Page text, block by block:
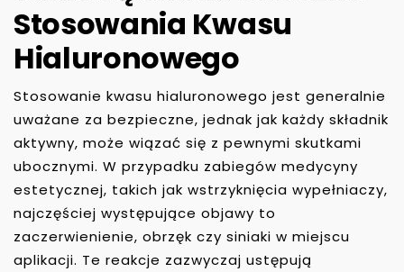
Stosowania Kwasu
Hialuronowego
Stosowanie kwasu hialuronowego jest generalnie
uważane za bezpieczne, jednak jak każdy składnik
aktywny, może wiązać się z pewnymi skutkami
ubocznymi. W przypadku zabiegów medycyny
estetycznej, takich jak wstrzyknięcia wypełniaczy,
najczęściej występujące objawy to
zaczerwienienie, obrzęk czy siniaki w miejscu
aplikacji. Te reakcje zazwyczaj ustępują